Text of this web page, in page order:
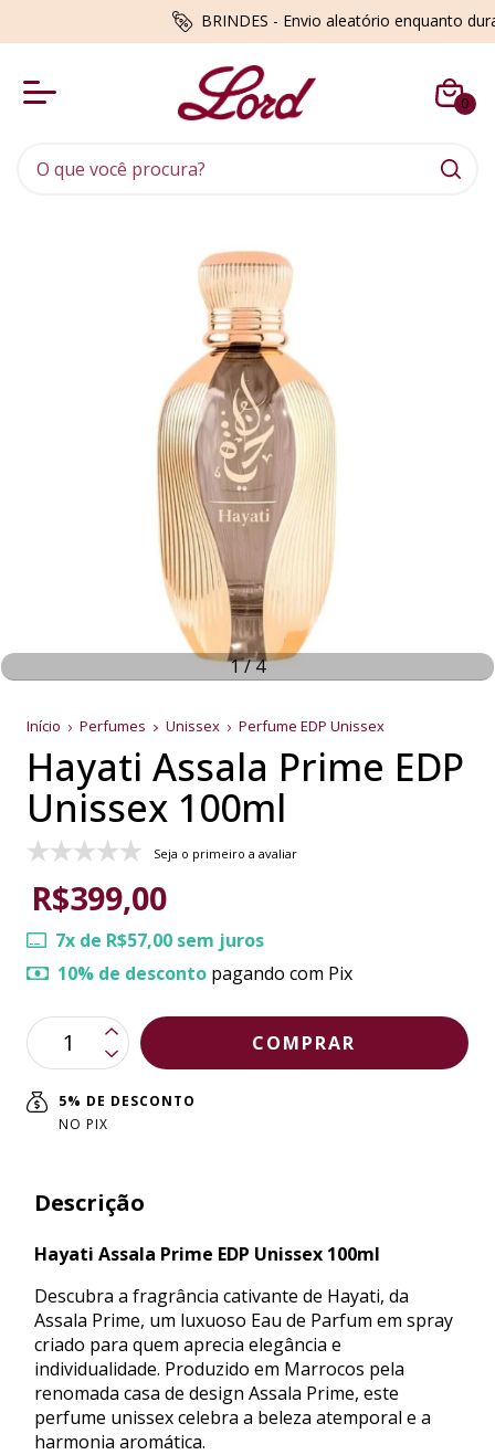
BRINDES - Envio aleatório enquanto
0
1/4
Início Perfumes Unissex Perfume EDP Unissex
Hayati Assala Prime EDP
Unissex 100ml
Seja o primeiro a avaliar
R$399,00
7x de R$57,00 sem juros
10% de desconto pagando com Pix
5% DE DESCONTO
NO PIX
Descrição
Hayati Assala Prime EDP Unissex 100ml
Descubra a fragrância cativante de Hayati, da
Assala Prime, um luxuoso Eau de Parfum em spray
criado para quem aprecia elegância e
individualidade. Produzido em Marrocos pela
renomada casa de design Assala Prime, este
perfume unissex celebra a beleza atemporal e a
harmonia aromática.